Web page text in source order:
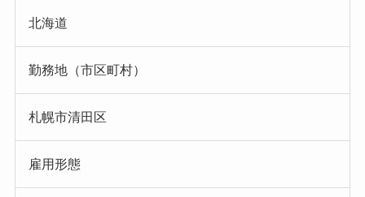
北海道
勤務地（市区町村）
札幌市清田区
雇用形態